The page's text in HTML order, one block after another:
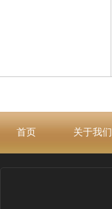
首页 关于我们